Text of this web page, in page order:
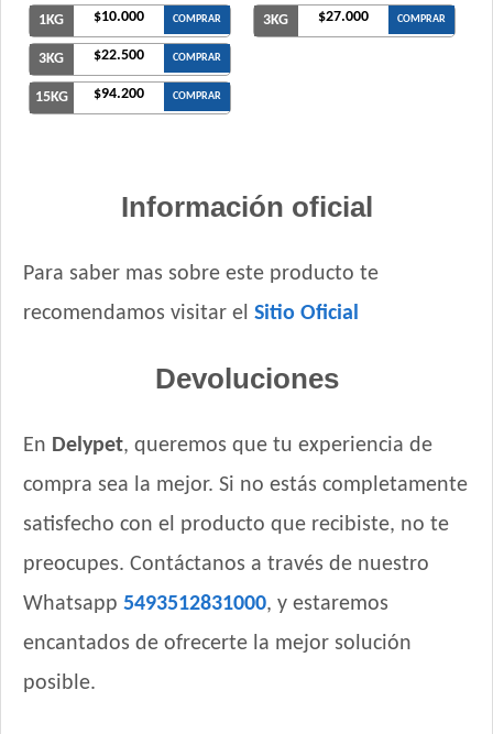
1KG $10.000 COMPRAR
3KG $22.500 COMPRAR
15KG $94.200 COMPRAR
3KG $27.000 COMPRAR
Información oficial
Para saber mas sobre este producto te
recomendamos visitar el Sitio Oficial
Devoluciones
En Delypet, queremos que tu experiencia de
compra sea la mejor. Si no estás completamente
satisfecho con el producto que recibiste, no te
preocupes. Contáctanos a través de nuestro
Whatsapp 5493512831000, y estaremos
encantados de ofrecerte la mejor solución
posible.